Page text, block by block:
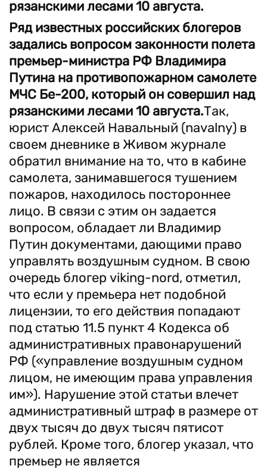
рязанскими лесами 10 августа.
Ряд известных российских блогеров
задались вопросом законности полета
премьер-министра РФ Владимира
Путина на противопожарном самолете
МЧС Бе-200, который он совершил над
рязанскими лесами 10 августа.Так,
юрист Алексей Навальный (navalny) в
своем дневнике в Живом журнале
обратил внимание на то, что в кабине
самолета, занимавшегося тушением
пожаров, находилось постороннее
лицо. В связи с этим он задается
вопросом, обладает ли Владимир
Путин документами, дающими право
управлять воздушным судном. В свою
очередь блогер viking-nord, отметил,
что если у премьера нет подобной
лицензии, то его действия попадают
под статью 11.5 пункт 4 Кодекса об
административных правонарушений
РФ («управление воздушным судном
лицом, не имеющим права управления
им»). Нарушение этой статьи влечет
административный штраф в размере от
двух тысяч до двух тысяч пятисот
рублей. Кроме того, блогер указал, что
премьер не является